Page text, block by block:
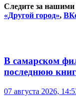
Следите за
«Другой город»,
В самарском
последнюю
07 августа 2026,